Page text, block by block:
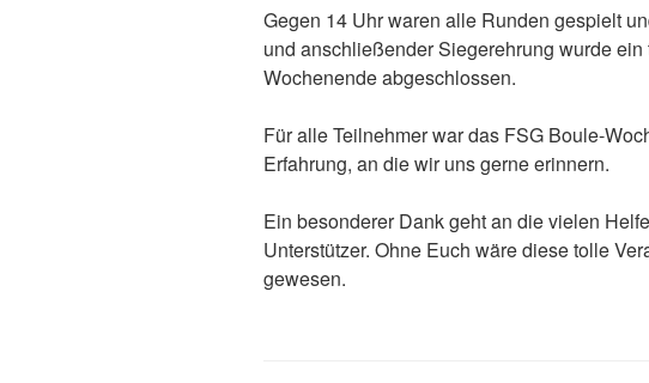
Gegen 14 Uhr waren alle Runden gespielt
und anschließender Siegerehrung wurde
Wochenende abgeschlossen.
Für alle Teilnehmer war das FSG Boule-
Erfahrung, an die wir uns gerne erinnern.
Ein besonderer Dank geht an die vielen
Unterstützer. Ohne Euch wäre diese tolle
gewesen.